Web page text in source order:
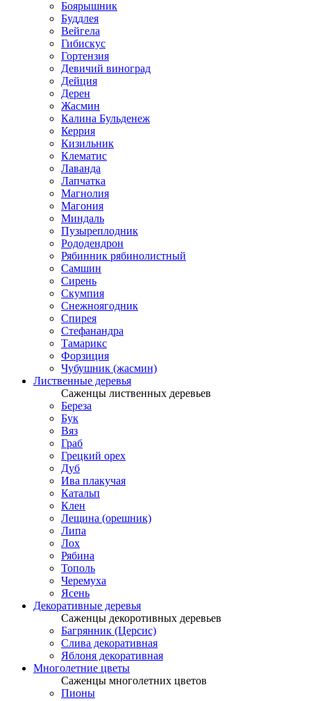
Боярышник
Буддлея
Вейгела
Гибискус
Гортензия
Девичий виноград
Дейция
Дерен
Жасмин
Калина Бульденеж
Керрия
Кизильник
Клематис
Лаванда
Лапчатка
Магнолия
Магония
Миндаль
Пузыреплодник
Рододендрон
Рябинник рябинолистный
Самшин
Сирень
Скумпия
Снежноягодник
Спирея
Стефанандра
Тамарикс
Форзиция
Чубушник (жасмин)
Лиственные деревья
Саженцы лиственных деревьев
Береза
Бук
Вяз
Граб
Грецкий орех
Дуб
Ива плакучая
Катальп
Клен
Лещина (орешник)
Липа
Лох
Рябина
Тополь
Черемуха
Ясень
Декоративные деревья
Саженцы декоротивных деревьев
Багрянник (Церсис)
Слива декоративная
Яблоня декоративная
Многолетние цветы
Саженцы многолетних цветов
Пионы